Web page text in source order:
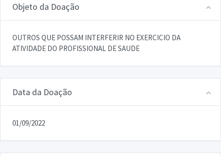
Objeto da Doação
OUTROS QUE POSSAM INTERFERIR NO EXERCICIO DA
ATIVIDADE DO PROFISSIONAL DE SAUDE
Data da Doação
01/09/2022